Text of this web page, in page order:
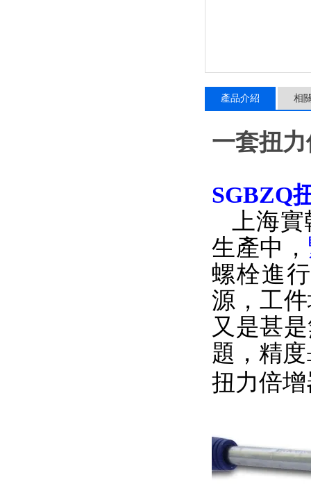
產品介紹 相
一套扭
SGBZQ
上海實
生產中，
螺栓進
源，工
又是甚
題，精
扭力倍